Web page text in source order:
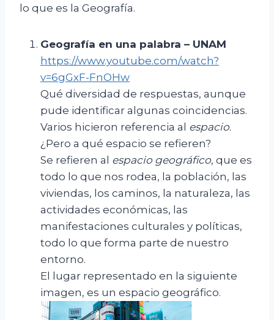
lo que es la Geografía.
Geografía en una palabra – UNAM
https://www.youtube.com/watch?
v=6gGxF-FnOHw
Qué diversidad de respuestas, aunque
pude identificar algunas coincidencias.
Varios hicieron referencia al espacio.
¿Pero a qué espacio se refieren?
Se refieren al espacio geográfico, que es
todo lo que nos rodea, la población, las
viviendas, los caminos, la naturaleza, las
actividades económicas, las
manifestaciones culturales y políticas,
todo lo que forma parte de nuestro
entorno.
El lugar representado en la siguiente
imagen, es un espacio geográfico.